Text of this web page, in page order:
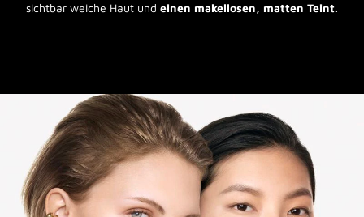
sichtbar weiche Haut und einen makellosen, matten Teint.